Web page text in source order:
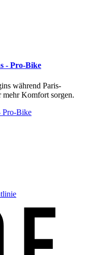
- Pro-Bike
während Paris-
mehr Komfort sorgen.
Pro-Bike